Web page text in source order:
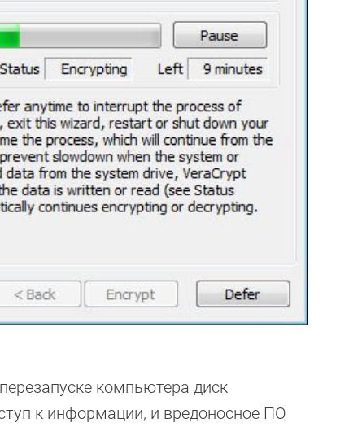
компьютера диск
к информации, и вредоносное ПО